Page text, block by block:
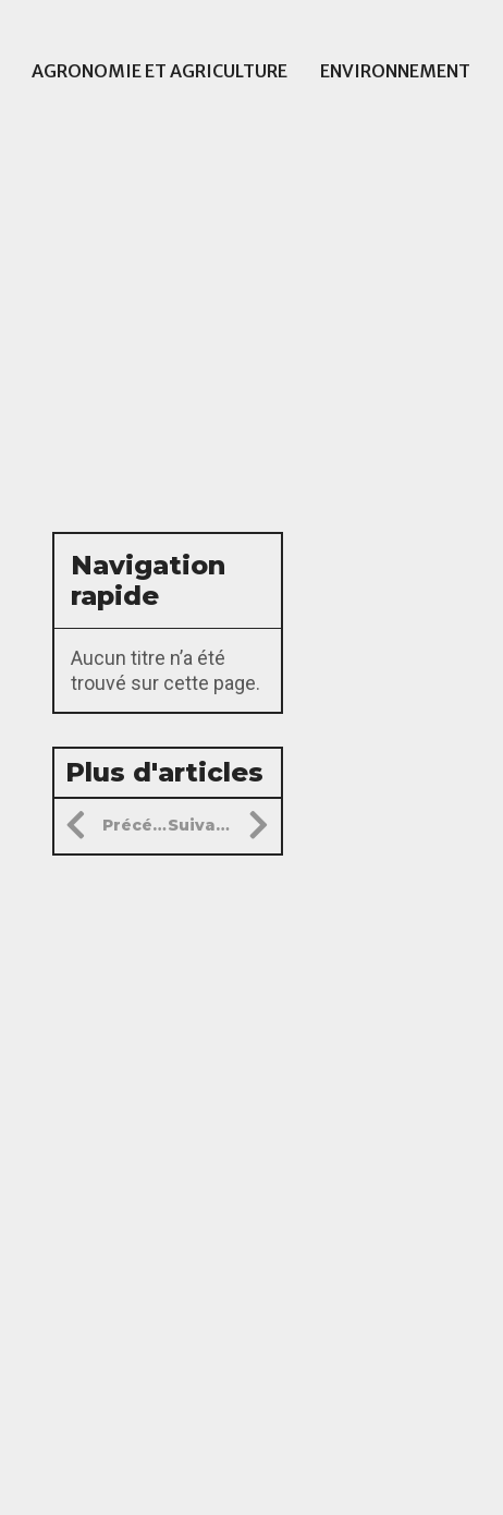
AGRONOMIE ET AGRICULTURE ENVIRONNEMENT
Navigation
rapide
Aucun titre n’a été
trouvé sur cette page.
Plus d'articles
Précédent Suivant